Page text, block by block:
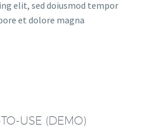
elit, sed doiusmod tempor
et dolore magna
USE (DEMO)